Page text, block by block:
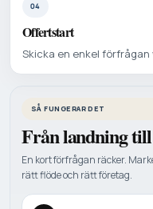
04
Offertstart
Skicka en enkel
SÅ FUNGERAR DET
Från landning
En kort förfrågan räcker.
rätt flöde och rätt företag.